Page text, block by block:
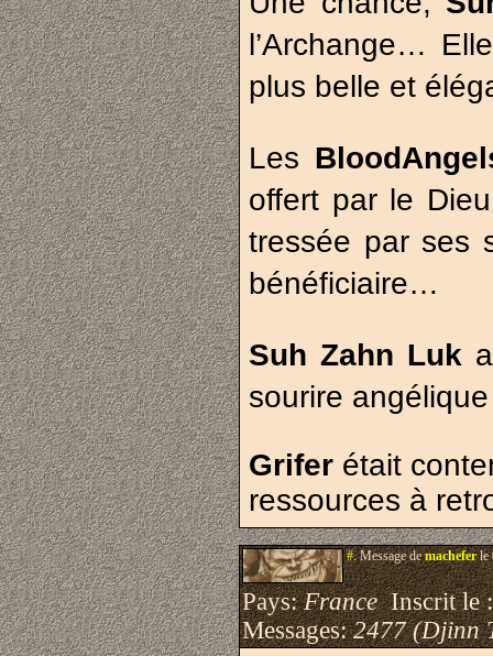
l’Archange…
plus belle et
Les
offert par le
tressée par ses
bénéficiaire…
Suh Zahn Luk
sourire
Grifer était
ressources à
#.Message demacheferle
Pays:FranceInscrit le
Messages:2477 (Djinn